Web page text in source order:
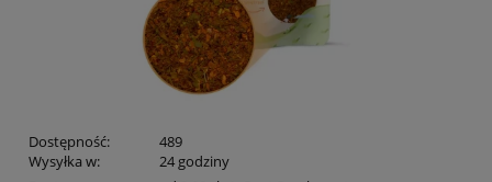
Dostępność:
489
Wysyłka w:
24 godziny